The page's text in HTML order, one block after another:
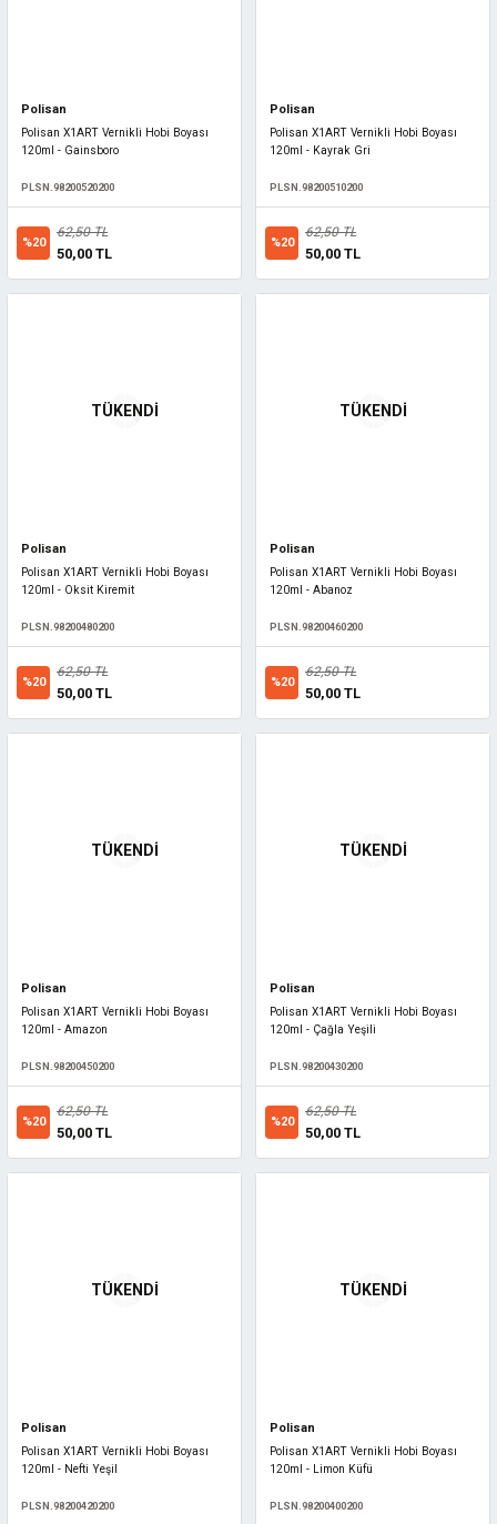
Polisan
Polisan X1ART Vernikli Hobi Boyası
120ml - Gainsboro
PLSN.98200520200
%20
62,50 TL
50,00 TL
Polisan
Polisan X1ART Vernikli Hobi Boyası
120ml - Kayrak Gri
PLSN.98200510200
%20
62,50 TL
50,00 TL
TÜKENDİ
Polisan
Polisan X1ART Vernikli Hobi Boyası
120ml - Oksit Kiremit
PLSN.98200480200
%20
62,50 TL
50,00 TL
TÜKENDİ
Polisan
Polisan X1ART Vernikli Hobi Boyası
120ml - Abanoz
PLSN.98200460200
%20
62,50 TL
50,00 TL
TÜKENDİ
Polisan
Polisan X1ART Vernikli Hobi Boyası
120ml - Amazon
PLSN.98200450200
%20
62,50 TL
50,00 TL
TÜKENDİ
Polisan
Polisan X1ART Vernikli Hobi Boyası
120ml - Çağla Yeşili
PLSN.98200430200
%20
62,50 TL
50,00 TL
TÜKENDİ
Polisan
Polisan X1ART Vernikli Hobi Boyası
120ml - Nefti Yeşil
PLSN.98200420200
TÜKENDİ
Polisan
Polisan X1ART Vernikli Hobi Boyası
120ml - Limon Küfü
PLSN.98200400200